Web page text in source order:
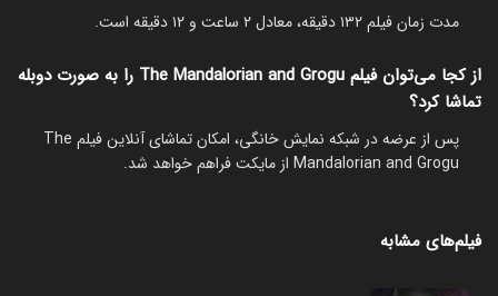
مدت زمان فیلم ۱۳۲ دقیقه، معادل ۲ ساعت و ۱۲ دقیقه است.
از کجا می‌توان فیلم The Mandalorian and Grogu را به صورت دوبله
تماشا کرد؟
پس از عرضه در شبکه نمایش خانگی، امکان تماشای آنلاین فیلم The
Mandalorian and Grogu از مایکت فراهم خواهد شد.
فیلم‌های مشابه